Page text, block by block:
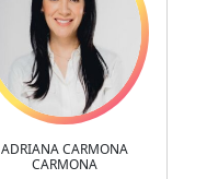
ADRIANA CARMONA
CARMONA